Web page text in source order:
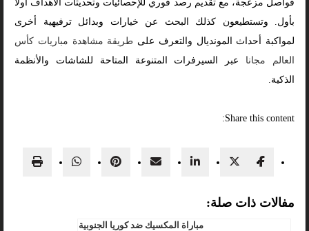
فواصل مزعجة، مع تقديم رصد فوري للإحصائيات وتحديثات الأهداف أولاً
بأول. وتستطيعون كذلك البحث عن خيارات وبدائل ترفيهية أخرى
لمواكبة أحداث المونديال والتعرف على طريقة مشاهدة مباريات كأس
العالم مجانا عبر السيرفرات المتنوعة المتاحة للشاشات والأنظمة
الذكية.
Share this content:
مفالات ذات صلة:
مباراة المكسيك ضد كوريا الجنوبية